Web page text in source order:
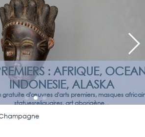
: AFRIQUE, OCEANIE,
ALASKA
d'œuvres d'arts premiers, masques africains,
art aborigène...